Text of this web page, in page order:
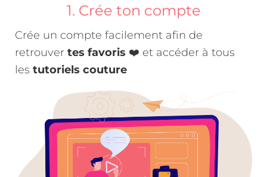
1. Crée ton compte
Crée un compte facilement afin de
retrouver tes favoris ❤️ et accéder à tous
les tutoriels couture